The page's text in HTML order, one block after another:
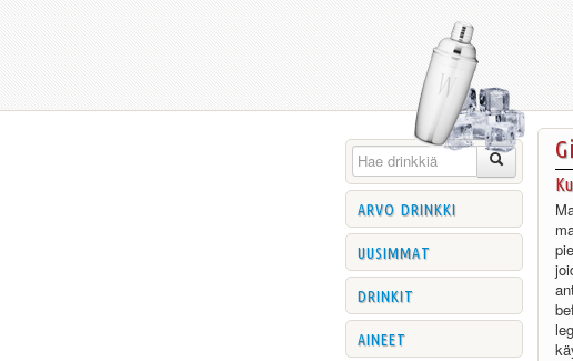
arvo drinkki
uusimmat
drinkit
aineet